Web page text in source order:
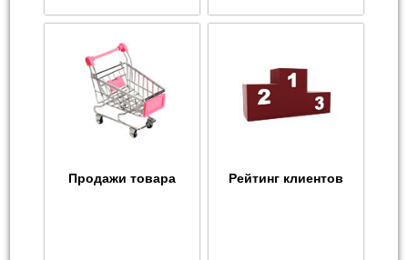
Продажи товара Рейтинг клиентов